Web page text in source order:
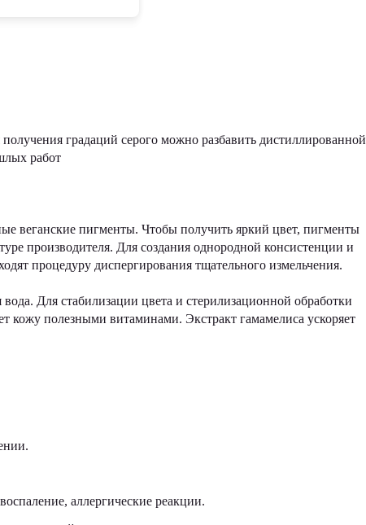
градаций серого можно разбавить дистиллированной
работ
веганские пигменты. Чтобы получить яркий цвет, пигменты
производителя. Для создания однородной консистенции и
процедуру диспергирования тщательного измельчения.
Для стабилизации цвета и стерилизационной обработки
кожу полезными витаминами. Экстракт гамамелиса ускоряет
аллергические реакции.